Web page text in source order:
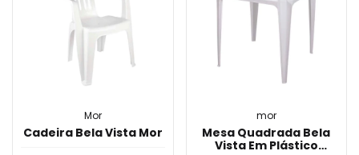
Mor
Cadeira Bela Vista Mor
mor
Mesa Quadrada Bela
Vista Em Plástico